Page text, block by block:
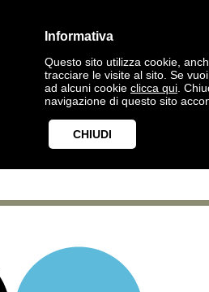
Informativa
Questo sito utilizza cookie,
tracciare le visite al sito. Se
ad alcuni cookie clicca qui .
navigazione di questo sito
CHIUDI